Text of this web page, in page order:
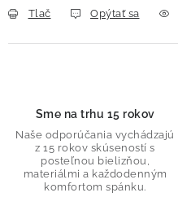
Tlač Opýtať sa
Sme na trhu 15 rokov
Naše odporúčania vychádzajú
z 15 rokov skúseností s
posteľnou bielizňou,
materiálmi a každodenným
komfortom spánku.